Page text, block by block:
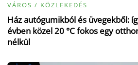
VÁROS / KÖZLEKEDÉS
Ház autógumikból és üvegekből:
évben közel 20 °C fokos egy
nélkül